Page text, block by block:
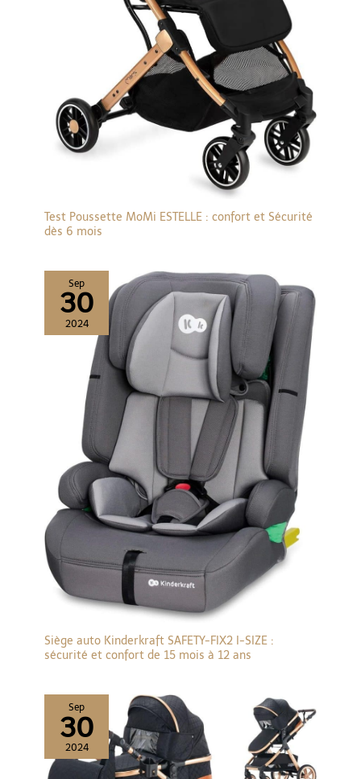
Uniforme et Fluide】 Ce
poussette est équipé
d'un système
d'absorption des chocs
indépendant à quatre
roues qui offre une
conduite constamment
fluide et stable sur
divers terrains, des rues
de la ville aux chemins
accidentés. En
minimisant efficacement
les secousses et les
paisible, améliorant son
confort et son plaisir
général, et faisant de
chaque sortie une
expérience agréable.
Test Poussette MoMi ESTELLE : confort et Sécurité
dès 6 mois
Sep
30
2024
Siège auto Kinderkraft SAFETY-FIX2 I-SIZE :
sécurité et confort de 15 mois à 12 ans
Sep
30
2024